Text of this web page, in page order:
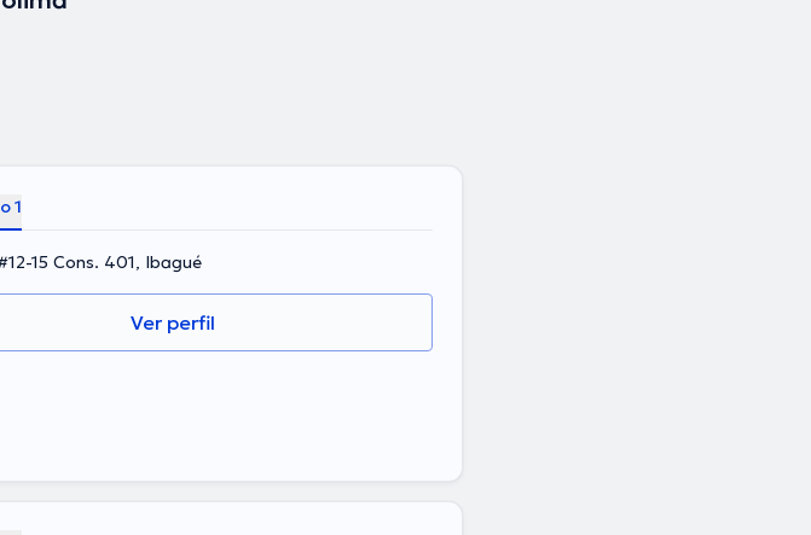
1
15 Cons. 401, Ibagué
Ver perfil